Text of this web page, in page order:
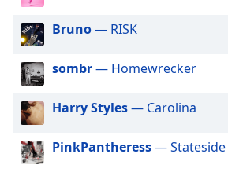
Opacity
Text
Color
Opacity
Bruno— RISK
sombr— Homewrecker
Harry Styles— Carolina
PinkPantheress— Stateside